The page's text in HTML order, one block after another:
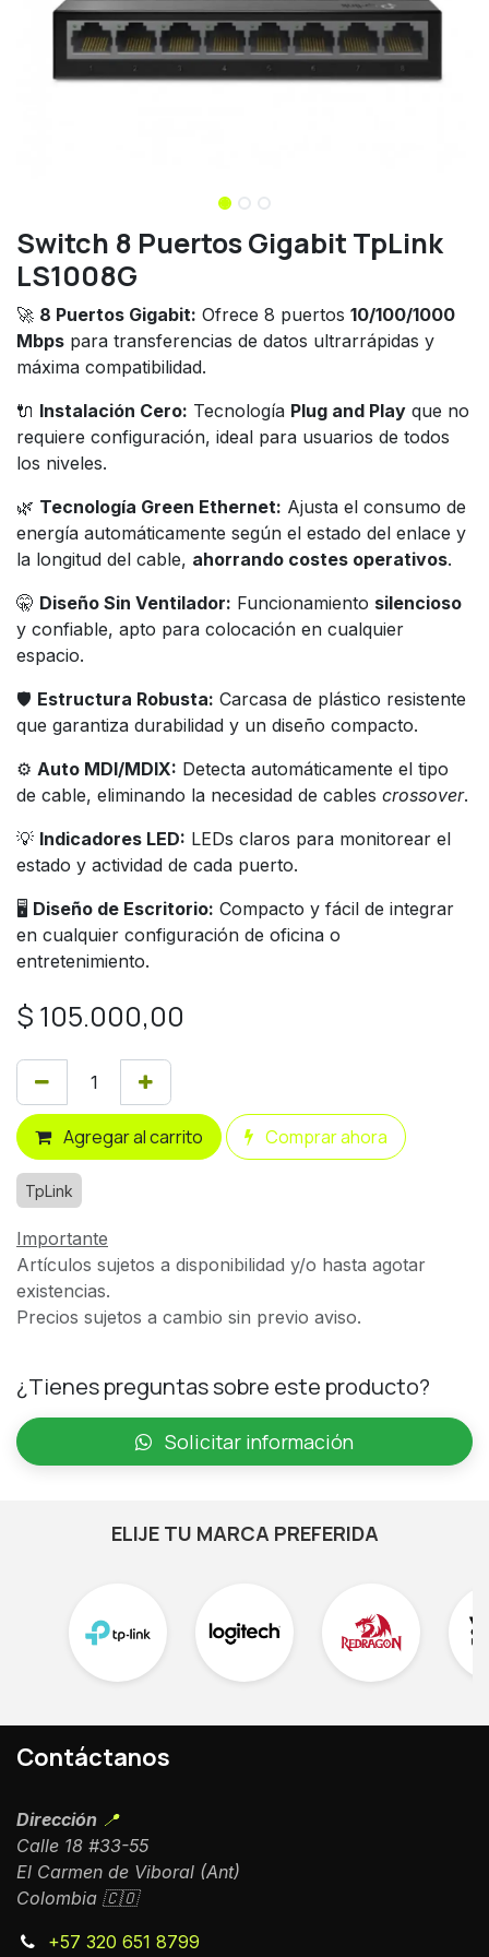
Switch 8 Puertos Gigabit TpLink
LS1008G
🚀 8 Puertos Gigabit: Ofrece 8 puertos 10/100/1000
Mbps para transferencias de datos ultrarrápidas y
máxima compatibilidad.
🔌 Instalación Cero: Tecnología Plug and Play que no
requiere configuración, ideal para usuarios de todos
los niveles.
🌿 Tecnología Green Ethernet: Ajusta el consumo de
energía automáticamente según el estado del enlace y
la longitud del cable, ahorrando costes operativos.
🤫 Diseño Sin Ventilador: Funcionamiento silencioso
y confiable, apto para colocación en cualquier
espacio.
🛡️ Estructura Robusta: Carcasa de plástico resistente
que garantiza durabilidad y un diseño compacto.
⚙️ Auto MDI/MDIX: Detecta automáticamente el tipo
de cable, eliminando la necesidad de cables crossover.
💡 Indicadores LED: LEDs claros para monitorear el
estado y actividad de cada puerto.
🖥️ Diseño de Escritorio: Compacto y fácil de integrar
en cualquier configuración de oficina o
entretenimiento.
$ 105.000,00
Agregar al carrito Comprar ahora
TpLink
Importante
Artículos sujetos a disponibilidad y/o hasta agotar
existencias.
Precios sujetos a cambio sin previo aviso.
¿Tienes preguntas sobre este producto?
Solicitar información
ELIJE TU MARCA PREFERIDA
Contáctanos
Dirección 📍
Calle 18 #33-55
El Carmen de Viboral (Ant)
Colombia 🇨🇴
+57 320 651 8799